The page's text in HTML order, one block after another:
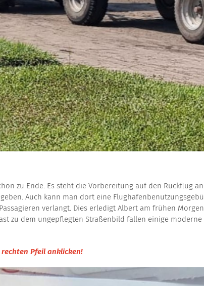
zu Ende. Es steht die Vorbereitung auf den Rückflug
Auch kann man dort eine
verlangt. Dies erledigt Albert am frühen
zu dem ungepflegten Straßenbild fallen einige
Pfeil anklicken!